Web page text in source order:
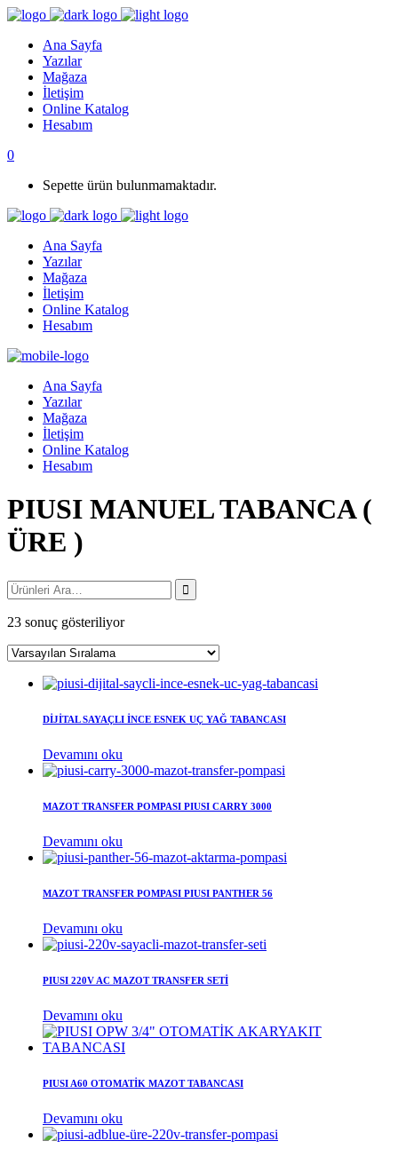
Ana Sayfa
Yazılar
Mağaza
İletişim
Online Katalog
Hesabım
0
Sepette ürün bulunmamaktadır.
Ana Sayfa
Yazılar
Mağaza
İletişim
Online Katalog
Hesabım
Ana Sayfa
Yazılar
Mağaza
İletişim
Online Katalog
Hesabım
PIUSI MANUEL TABANCA (
ÜRE )
23 sonuç gösteriliyor
DİJİTAL SAYAÇLI İNCE ESNEK UÇ YAĞ TABANCASI
Devamını oku
MAZOT TRANSFER POMPASI PIUSI CARRY 3000
Devamını oku
MAZOT TRANSFER POMPASI PIUSI PANTHER 56
Devamını oku
PIUSI 220V AC MAZOT TRANSFER SETİ
Devamını oku
PIUSI A60 OTOMATİK MAZOT TABANCASI
Devamını oku